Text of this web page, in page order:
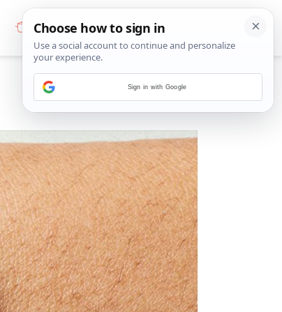
Sign in with Google